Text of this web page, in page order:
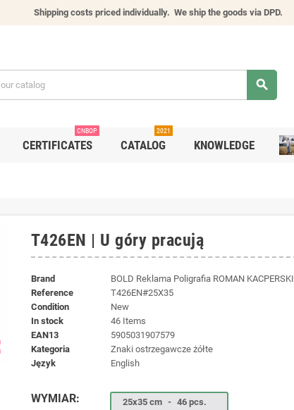
Shipping costs priced individually. We ship the goods via DPD.
search
CERTIFICATES
CNBOP
CATALOG
2021
KNOWLEDGE
T426EN | U góry pracują
Brand
BOLD Reklama Poligrafia ROMAN KACPERSKI
Reference
T426EN#25X35
Condition
New
In stock
46 Items
EAN13
5905031907579
kategoria
Znaki ostrzegawcze żółte
język
English
WYMIAR: 25x35 cm - 46 pcs.